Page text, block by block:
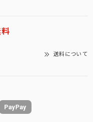
送料について
PayPay